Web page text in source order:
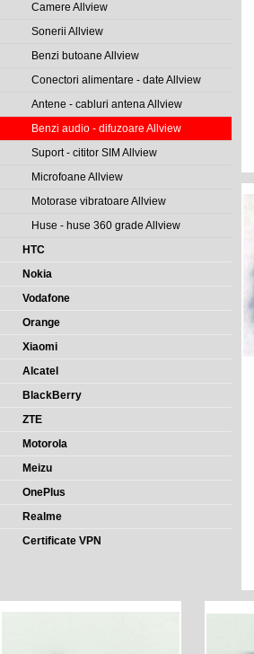
Camere Allview
Sonerii Allview
Benzi butoane Allview
Conectori alimentare - date Allview
Antene - cabluri antena Allview
Benzi audio - difuzoare Allview
Suport - cititor SIM Allview
Microfoane Allview
Motorase vibratoare Allview
Huse - huse 360 grade Allview
HTC
Nokia
Vodafone
Orange
Xiaomi
Alcatel
BlackBerry
ZTE
Motorola
Meizu
OnePlus
Realme
Certificate VPN